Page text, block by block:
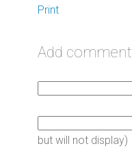
Print
Add comment
but will not display)